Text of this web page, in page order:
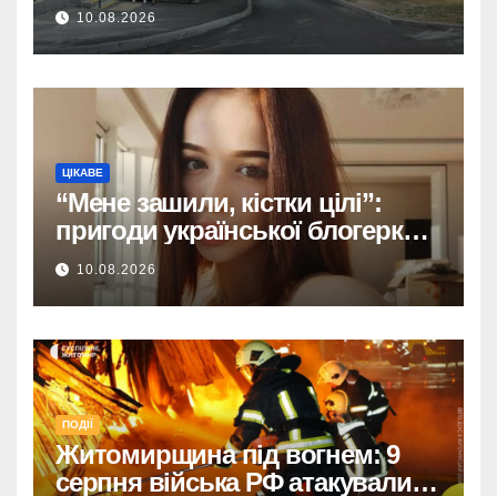
10.08.2026
ЦІКАВЕ
“Мене зашили, кістки цілі”:
пригоди української блогерки
після аварії
10.08.2026
ПОДІЇ
Житомирщина під вогнем: 9
серпня війська РФ атакували